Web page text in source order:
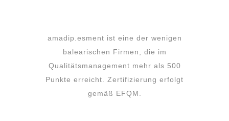
amadip.esment ist eine der wenigen
balearischen Firmen, die im
Qualitätsmanagement mehr als 500
Punkte erreicht. Zertifizierung erfolgt
gemäß EFQM.